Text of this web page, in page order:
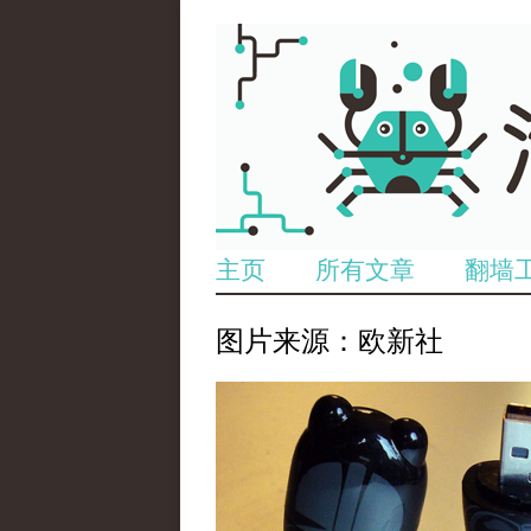
主页 所有文章 翻墙
图片来源：欧新社